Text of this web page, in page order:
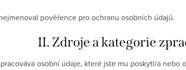
pověřence pro ochranu osobních údajů.
II. Zdroje a kategorie
osobní údaje, které jste mu poskytl/a